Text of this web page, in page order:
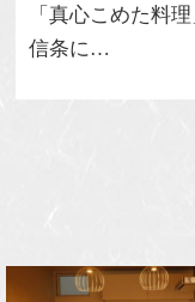
「真心こめた料
信条に…